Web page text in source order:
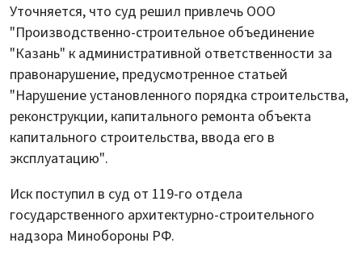
Уточняется, что суд решил привлечь ООО
"Производственно-строительное объединение
"Казань" к административной ответственности за
правонарушение, предусмотренное статьей
"Нарушение установленного порядка строительства,
реконструкции, капитального ремонта объекта
капитального строительства, ввода его в
эксплуатацию".
Иск поступил в суд от 119-го отдела
государственного архитектурно-строительного
надзора Минобороны РФ.